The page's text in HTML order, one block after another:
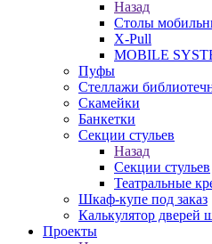
Назад
Столы
X-Pull
MOBILE
Пуфы
Стеллажи
Скамейки
Банкетки
Секции стульев
Назад
Секции стульев
Театральные
Шкаф-купе под заказ
Калькулятор дверей
Проекты